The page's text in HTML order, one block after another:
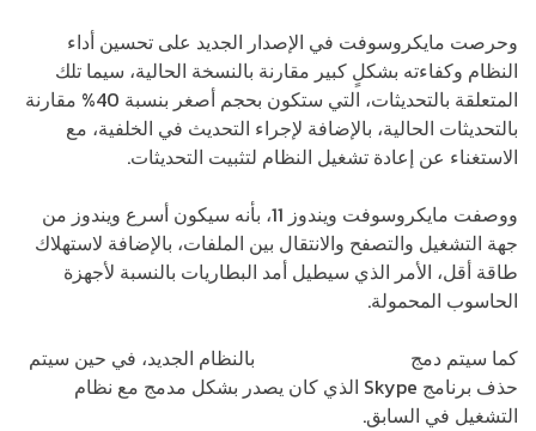
وحرصت مايكروسوفت في الإصدار الجديد على تحسين أداء
النظام وكفاءته بشكلٍ كبير مقارنة بالنسخة الحالية، سيما تلك
المتعلقة بالتحديثات، التي ستكون بحجم أصغر بنسبة 40% مقارنة
بالتحديثات الحالية، بالإضافة لإجراء التحديث في الخلفية، مع
الاستغناء عن إعادة تشغيل النظام لتثبيت التحديثات.
ووصفت مايكروسوفت ويندوز 11، بأنه سيكون أسرع ويندوز من
جهة التشغيل والتصفح والانتقال بين الملفات، بالإضافة لاستهلاك
طاقة أقل، الأمر الذي سيطيل أمد البطاريات بالنسبة لأجهزة
الحاسوب المحمولة.
كما سيتم دمج
بالنظام الجديد، في حين سيتم
حذف برنامج Skype الذي كان يصدر بشكل مدمج مع نظام
التشغيل في السابق.